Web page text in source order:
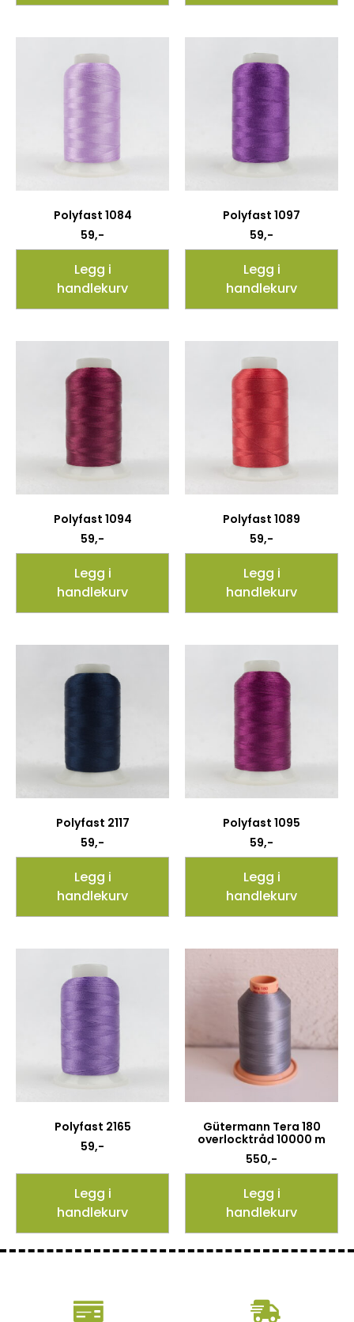
Polyfast 1084
59,-
Legg i
handlekurv
Polyfast 1097
59,-
Legg i
handlekurv
Polyfast 1094
59,-
Legg i
handlekurv
Polyfast 1089
59,-
Legg i
handlekurv
Polyfast 2117
59,-
Legg i
handlekurv
Polyfast 1095
59,-
Legg i
handlekurv
Polyfast 2165
59,-
Legg i
handlekurv
Gütermann Tera 180
overlocktråd 10000 m
550,-
Legg i
handlekurv